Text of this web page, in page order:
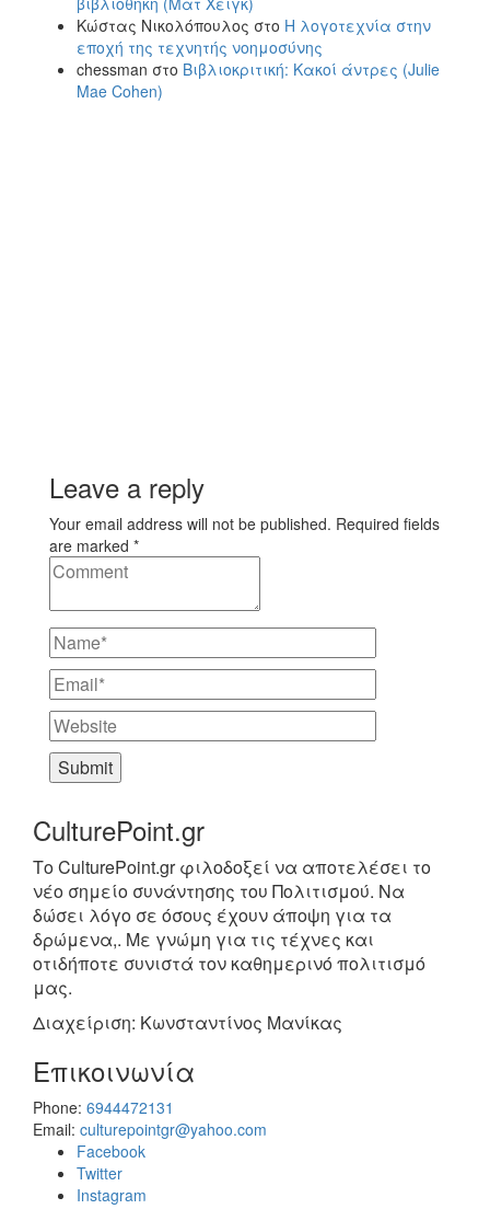
Κώστας Νικολόπουλος στο Η λογοτεχνία στην
εποχή της τεχνητής νοημοσύνης
chessman στο Βιβλιοκριτική: Κακοί άντρες (Julie
Mae Cohen)
Leave a reply
Your email address will not be published. Required fields
are marked *
CulturePoint.gr
Το CulturePoint.gr φιλοδοξεί να αποτελέσει το
νέο σημείο συνάντησης του Πολιτισμού. Να
δώσει λόγο σε όσους έχουν άποψη για τα
δρώμενα,. Με γνώμη για τις τέχνες και
οτιδήποτε συνιστά τον καθημερινό πολιτισμό
μας.
Διαχείριση: Κωνσταντίνος Μανίκας
Επικοινωνία
Phone: 6944472131
Email: culturepointgr@yahoo.com
Facebook
Twitter
Instagram